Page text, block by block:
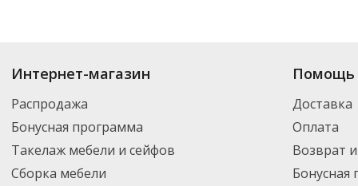
Интернет-магазин
Распродажа
Бонусная программа
Такелаж мебели и сейфов
Сборка мебели
Помощь
Доставка
Оплата
Возврат
Бонусная